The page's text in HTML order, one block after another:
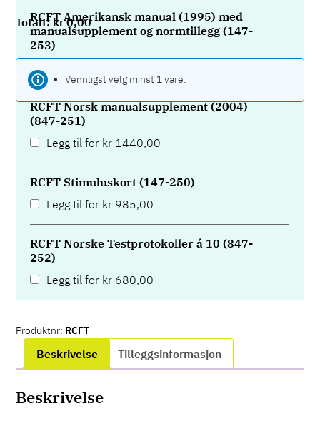
RCFT Amerikansk manual (1995) med
manualsupplement og normtillegg (147-
253)
RCFT Norsk manualsupplement (2004)
(847-251)
Legg til for kr 1440,00
RCFT Stimuluskort (147-250)
Legg til for kr 985,00
RCFT Norske Testprotokoller á 10 (847-
252)
Legg til for kr 680,00
kr0,00
Vennligst velg minst 1 vare.
Produktnr: RCFT
Beskrivelse Tilleggsinformasjon
Beskrivelse